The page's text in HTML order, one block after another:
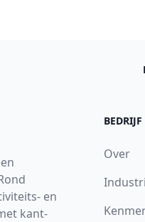
en
kant-
BEDRIJF
Over